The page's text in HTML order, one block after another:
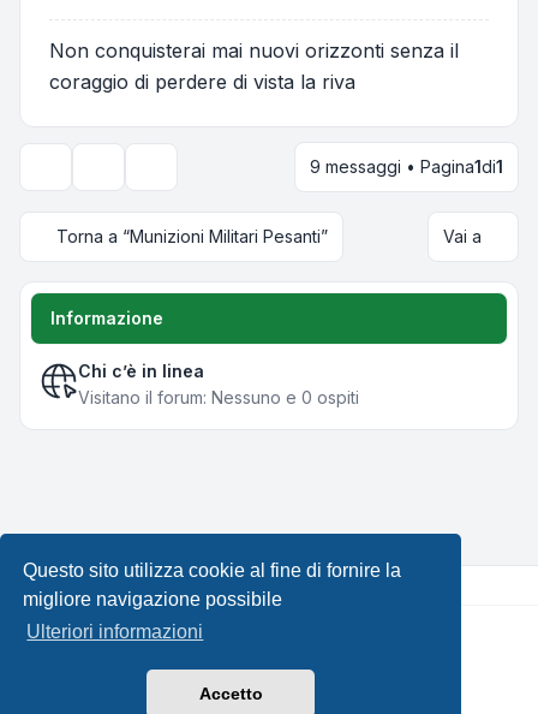
Questo sito utilizza cookie al fine di fornire la
migliore navigazione possibile
Ulteriori informazioni
Accetto
Non conquisterai mai nuovi orizzonti senza il
coraggio di perdere di vista la riva
Opzioni di visualizzazione e ordinamento
9 messaggi • Pagina1di1
Torna a “Munizioni Militari Pesanti” Vai a
Informazione
Chi c’è in linea
Visitano il forum: Nessuno e 0 ospiti
Creato daphpBB® Forum Software © phpBB Limited •
Leenoz.com
phpBB-Italia.it